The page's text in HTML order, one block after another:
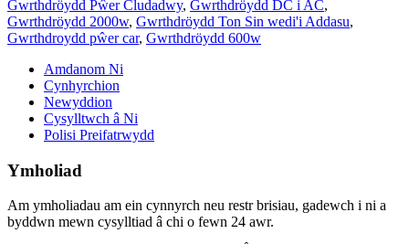
Gwrthdröydd Pŵer Cludadwy, Gwrthdröydd DC i AC,
Gwrthdröydd 2000w, Gwrthdröydd Ton Sin wedi'i Addasu,
Gwrthdroydd pŵer car, Gwrthdröydd 600w
Amdanom Ni
Cynhyrchion
Newyddion
Cysylltwch â Ni
Polisi Preifatrwydd
Ymholiad
Am ymholiadau am ein cynnyrch neu restr brisiau, gadewch i ni a
byddwn mewn cysylltiad â chi o fewn 24 awr.